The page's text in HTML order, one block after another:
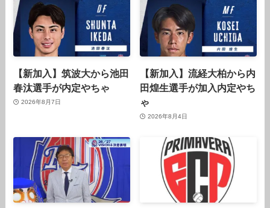
【新加入】筑波大から池田
春汰選手が内定やちゃ
2026年8月7日
【新加入】流経大柏から内
田煌生選手が加入内定やち
ゃ
2026年8月4日